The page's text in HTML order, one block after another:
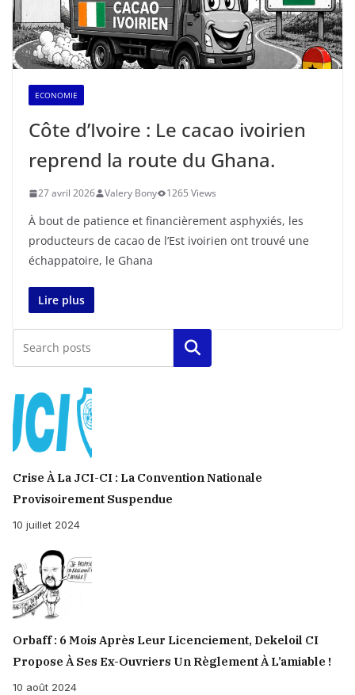
ECONOMIE
Côte d’Ivoire : Le cacao ivoirien
reprend la route du Ghana.
27 avril 2026 Valery Bony 1265 Views
À bout de patience et financièrement asphyxiés, les
producteurs de cacao de l’Est ivoirien ont trouvé une
échappatoire, le Ghana
Lire plus
Rechercher
Crise À La JCI-CI : La Convention Nationale
Provisoirement Suspendue
10 juillet 2024
Orbaff : 6 Mois Après Leur Licenciement, Dekeloil CI
Propose À Ses Ex-Ouvriers Un Règlement À L’amiable !
10 août 2024